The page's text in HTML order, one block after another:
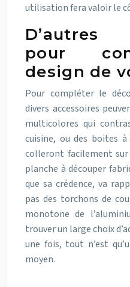
utilisation fera valoir le
D’autres
pour
design de
Pour compléter le
divers accessoires
multicolores qui
cuisine, ou des boites
colleront facilement sur
planche à découper
que sa crédence, va
pas des torchons de
monotone de
trouver un large choix
une fois, tout n’est
moyen.